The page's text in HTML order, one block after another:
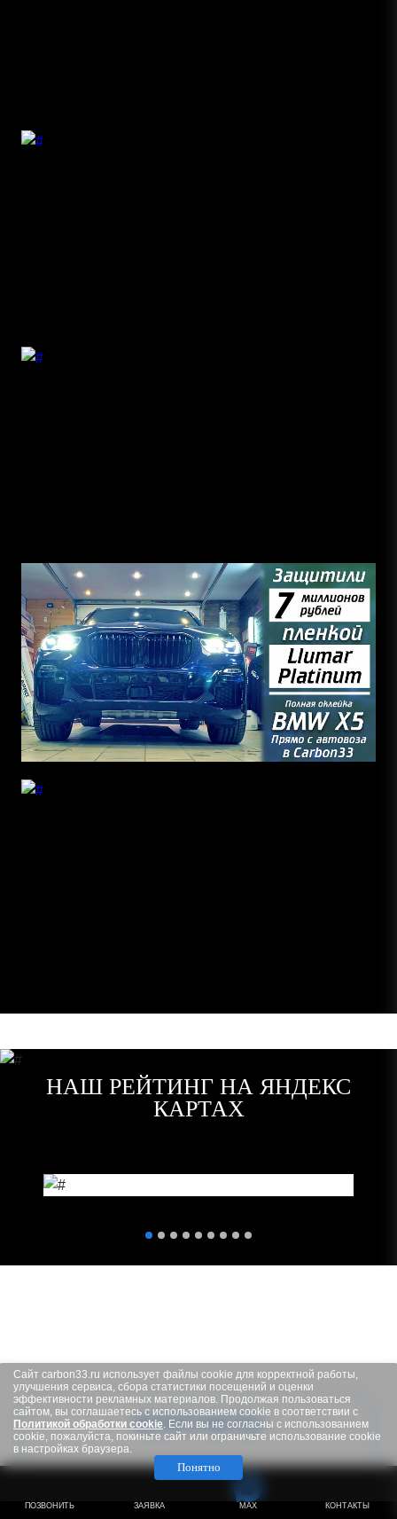
НАШ РЕЙТИНГ НА ЯНДЕКС
КАРТАХ
КОНТАКТЫ
ПОЗВОНИТЬ ЗАЯВКА MAX КОНТАКТЫ
Сайт carbon33.ru использует файлы cookie для корректной работы,
улучшения сервиса, сбора статистики посещений и оценки
эффективности рекламных материалов. Продолжая пользоваться
сайтом, вы соглашаетесь с использованием cookie в соответствии с
Политикой обработки cookie. Если вы не согласны с использованием
cookie, пожалуйста, покиньте сайт или ограничьте использование cookie
в настройках браузера.
Понятно